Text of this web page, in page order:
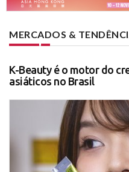
MERCADOS &
K-Beauty é o motor do
asiáticos no Brasil